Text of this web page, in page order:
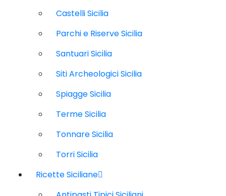
Castelli Sicilia
Parchi e Riserve Sicilia
Santuari Sicilia
Siti Archeologici Sicilia
Spiagge Sicilia
Terme Sicilia
Tonnare Sicilia
Torri Sicilia
Ricette Siciliane